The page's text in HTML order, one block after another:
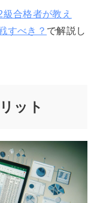
級合格者が教え
すべき？ で解説し
ット